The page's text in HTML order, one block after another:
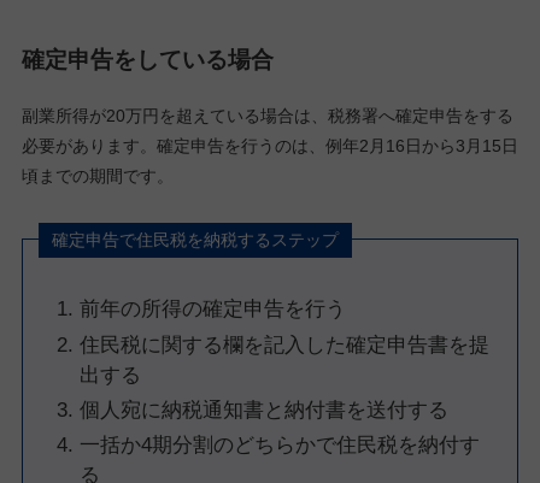
確定申告をしている場合
副業所得が20万円を超えている場合は、税務署へ確定申告をする
必要があります。確定申告を行うのは、例年2月16日から3月15日
頃までの期間です。
確定申告で住民税を納税するステップ
前年の所得の確定申告を行う
住民税に関する欄を記入した確定申告書を提
出する
個人宛に納税通知書と納付書を送付する
一括か4期分割のどちらかで住民税を納付す
る